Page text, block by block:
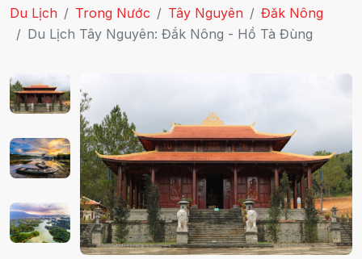
Du Lịch Trong Nước Tây Nguyên
Đăk Nông
Du Lịch Tây Nguyên: Đắk Nông - Hồ Tà Đùng